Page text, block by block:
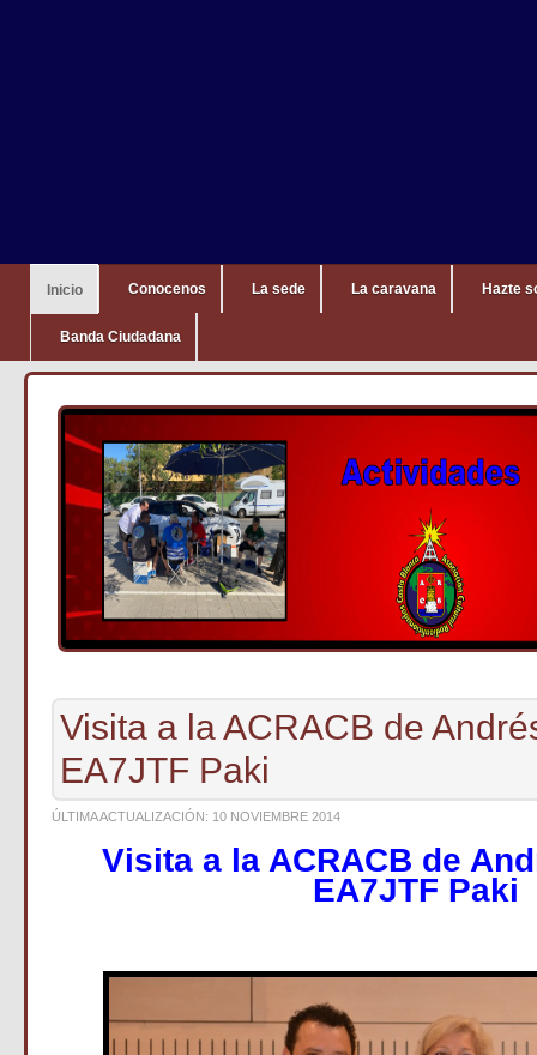
Inicio Conocenos La sede La caravana Hazte
Banda Ciudadana
Visita a la ACRACB de
EA7JTF Paki
ÚLTIMA ACTUALIZACIÓN: 10 NOVIEMBRE 2014
Visita a la ACRACB de
EA7JTF Paki